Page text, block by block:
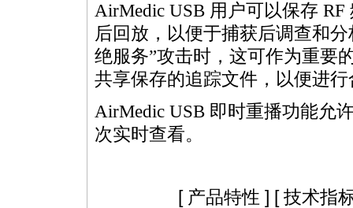
AirMedic USB 用户可以保存
后回放，以便于捕获后调查和
绝服务”攻击时，这可作为重要
共享保存的追踪文件，以便进
AirMedic USB 即时重播功能允
次实时查看。
[ 产品特性 ] [技术指